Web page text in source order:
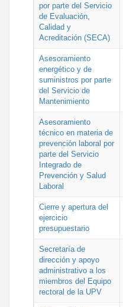
por parte del Servicio
de Evaluación,
Calidad y
Acreditación (SECA)
Asesoramiento
energético y de
suministros por parte
del Servicio de
Mantenimiento
Asesoramiento
técnico en materia de
prevención laboral por
parte del Servicio
Integrado de
Prevención y Salud
Laboral
Cierre y apertura del
ejercicio
presupuestario
Secretaría de
dirección y apoyo
administrativo a los
miembros del Equipo
rectoral de la UPV